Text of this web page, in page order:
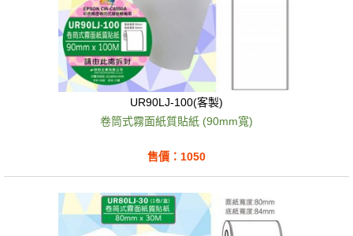
UR90LJ-100(客製)
卷筒式霧面紙質貼紙 (90mm寬)
售價：1050